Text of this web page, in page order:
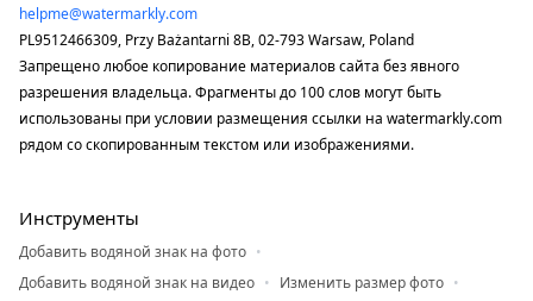
helpme@watermarkly.com
PL9512466309, Przy Bażantarni 8B, 02-793 Warsaw, Poland
Запрещено любое копирование материалов сайта без явного
разрешения владельца. Фрагменты до 100 слов могут быть
использованы при условии размещения ссылки на watermarkly.com
рядом со скопированным текстом или изображениями.
Инструменты
Добавить водяной знак на фото
Добавить водяной знак на видео
Изменить размер фото